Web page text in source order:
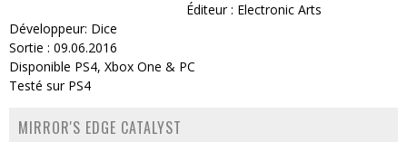
Éditeur : Electronic Arts
Développeur: Dice
Sortie : 09.06.2016
Disponible PS4, Xbox One & PC
Testé sur PS4
MIRROR'S EDGE CATALYST